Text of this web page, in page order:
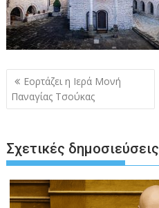
Πλοήγηση
άρθρων
Εορτάζει η Ιερά Μονή
Παναγίας Τσούκας
Σχετικές δημοσιεύσεις